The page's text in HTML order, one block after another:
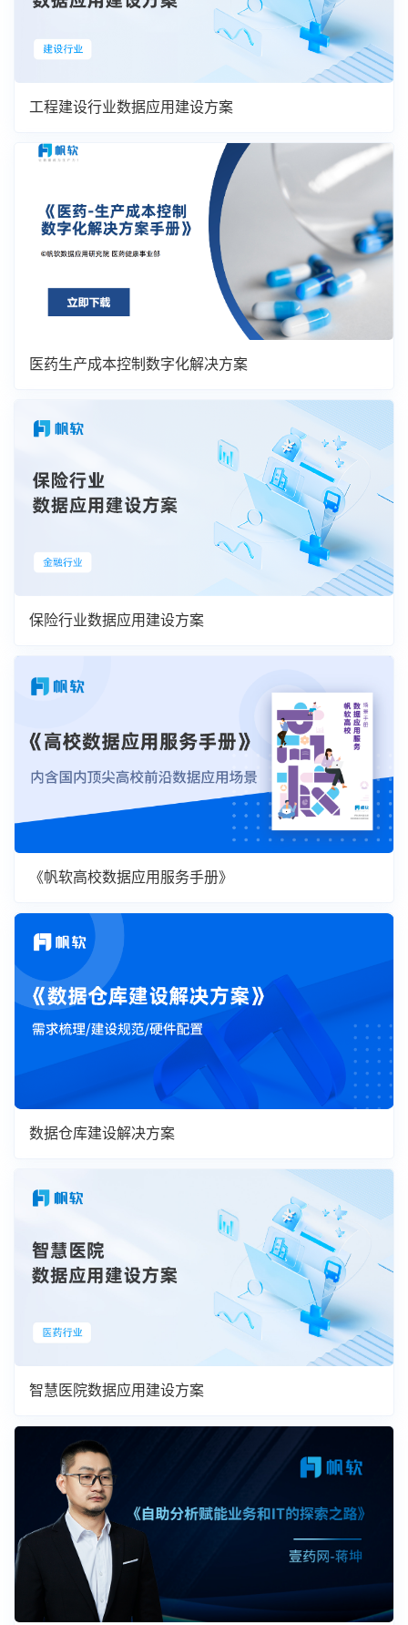
工程建设行业数据应用建设方案
医药生产成本控制数字化解决方案
保险行业数据应用建设方案
《帆软高校数据应用服务手册》
数据仓库建设解决方案
智慧医院数据应用建设方案